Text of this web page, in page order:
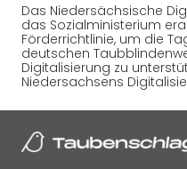
Das Niedersächsische
das Sozialministerium
Förderrichtlinie, um die
deutschen
Digitalisierung zu
Niedersachsens